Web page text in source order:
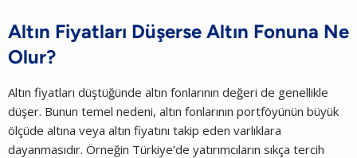
Altın Fiyatları Düşerse Altın Fonuna Ne
Olur?
Altın fiyatları düştüğünde altın fonlarının değeri de genellikle
düşer. Bunun temel nedeni, altın fonlarının portföyünün büyük
ölçüde altına veya altın fiyatını takip eden varlıklara
dayanmasıdır. Örneğin Türkiye’de yatırımcıların sıkça tercih